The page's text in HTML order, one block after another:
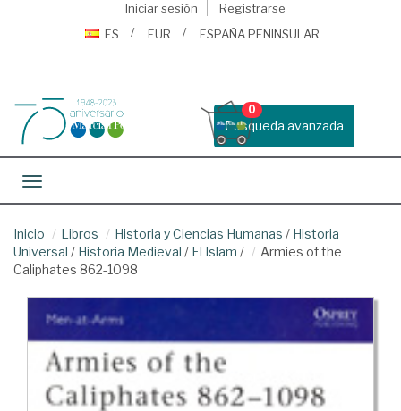
Iniciar sesión
Registrarse
ES
EUR ESPAÑA PENINSULAR
Busqueda avanzada
0
Toggle navigation
Inicio Libros Historia y Ciencias Humanas / Historia
Universal / Historia Medieval / El Islam /
Armies of the
Caliphates 862-1098